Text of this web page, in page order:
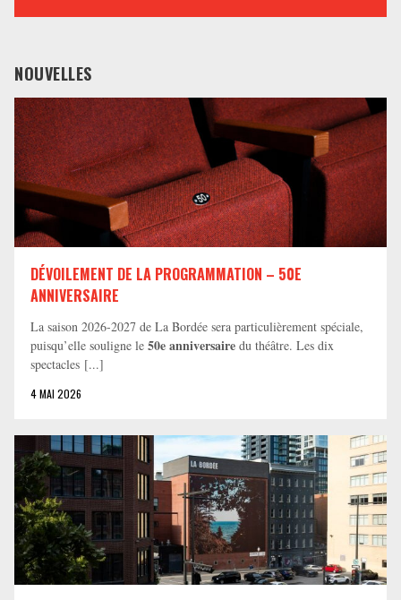
NOUVELLES
DÉVOILEMENT DE LA PROGRAMMATION – 50E
ANNIVERSAIRE
La saison 2026-2027 de La Bordée sera particulièrement spéciale,
puisqu’elle souligne le 50e anniversaire du théâtre. Les dix
spectacles [...]
4 MAI 2026